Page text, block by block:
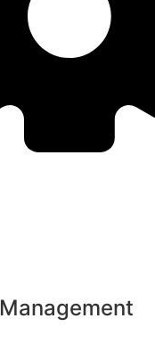
Management